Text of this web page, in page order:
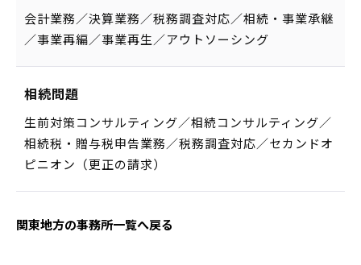
会計業務／決算業務／税務調査対応／相続・事業承継
／事業再編／事業再生／アウトソーシング
相続問題
生前対策コンサルティング／相続コンサルティング／
相続税・贈与税申告業務／税務調査対応／セカンドオ
ピニオン（更正の請求）
関東地方の事務所一覧へ戻る